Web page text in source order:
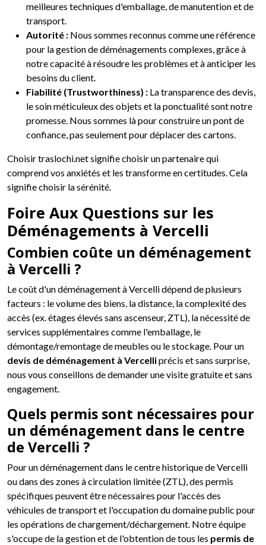
meilleures techniques d'emballage, de manutention et de
transport.
Autorité : Nous sommes reconnus comme une référence
pour la gestion de déménagements complexes, grâce à
notre capacité à résoudre les problèmes et à anticiper les
besoins du client.
Fiabilité (Trustworthiness) : La transparence des devis,
le soin méticuleux des objets et la ponctualité sont notre
promesse. Nous sommes là pour construire un pont de
confiance, pas seulement pour déplacer des cartons.
Choisir traslochi.net signifie choisir un partenaire qui
comprend vos anxiétés et les transforme en certitudes. Cela
signifie choisir la sérénité.
Foire Aux Questions sur les
Déménagements à Vercelli
Combien coûte un déménagement
à Vercelli ?
Le coût d'un déménagement à Vercelli dépend de plusieurs
facteurs : le volume des biens, la distance, la complexité des
accès (ex. étages élevés sans ascenseur, ZTL), la nécessité de
services supplémentaires comme l'emballage, le
démontage/remontage de meubles ou le stockage. Pour un
devis de déménagement à Vercelliprécis et sans surprise,
nous vous conseillons de demander une visite gratuite et sans
engagement.
Quels permis sont nécessaires pour
un déménagement dans le centre
de Vercelli ?
Pour un déménagement dans le centre historique de Vercelli
ou dans des zones à circulation limitée (ZTL), des permis
spécifiques peuvent être nécessaires pour l'accès des
véhicules de transport et l'occupation du domaine public pour
les opérations de chargement/déchargement. Notre équipe
s'occupe de la gestion et de l'obtention de tous les permis de